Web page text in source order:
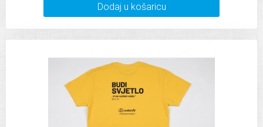
Dodaj u košaricu